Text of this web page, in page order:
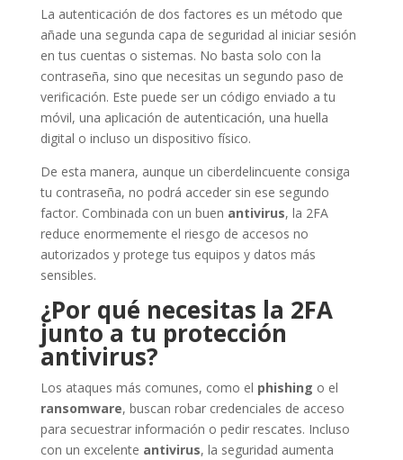
La autenticación de dos factores es un método que
añade una segunda capa de seguridad al iniciar sesión
en tus cuentas o sistemas. No basta solo con la
contraseña, sino que necesitas un segundo paso de
verificación. Este puede ser un código enviado a tu
móvil, una aplicación de autenticación, una huella
digital o incluso un dispositivo físico.
De esta manera, aunque un ciberdelincuente consiga
tu contraseña, no podrá acceder sin ese segundo
factor. Combinada con un buen antivirus, la 2FA
reduce enormemente el riesgo de accesos no
autorizados y protege tus equipos y datos más
sensibles.
¿Por qué necesitas la 2FA
junto a tu protección
antivirus?
Los ataques más comunes, como el phishing o el
ransomware, buscan robar credenciales de acceso
para secuestrar información o pedir rescates. Incluso
con un excelente antivirus, la seguridad aumenta